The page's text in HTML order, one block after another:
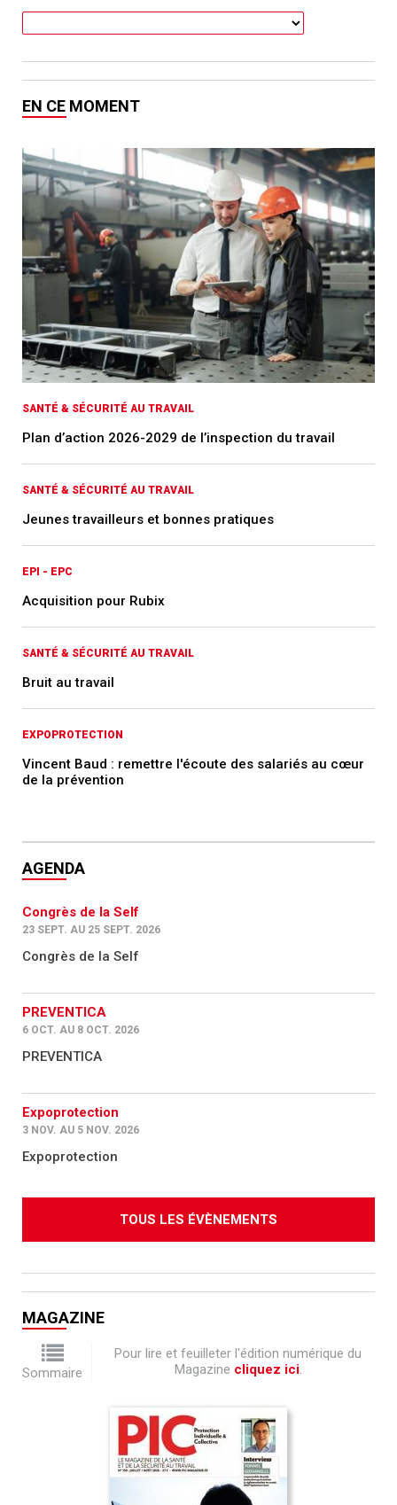
EN CE MOMENT
SANTÉ & SÉCURITÉ AU TRAVAIL
Plan d’action 2026-2029 de l’inspection du travail
SANTÉ & SÉCURITÉ AU TRAVAIL
Jeunes travailleurs et bonnes pratiques
EPI - EPC
Acquisition pour Rubix
SANTÉ & SÉCURITÉ AU TRAVAIL
Bruit au travail
EXPOPROTECTION
Vincent Baud : remettre l'écoute des salariés au cœur
de la prévention
AGENDA
Congrès de la Self
23 SEPT. AU 25 SEPT. 2026
Congrès de la Self
PREVENTICA
6 OCT. AU 8 OCT. 2026
PREVENTICA
Expoprotection
3 NOV. AU 5 NOV. 2026
Expoprotection
TOUS LES ÉVÈNEMENTS
MAGAZINE
Sommaire
Pour lire et feuilleter l'édition numérique du
Magazine cliquez ici.